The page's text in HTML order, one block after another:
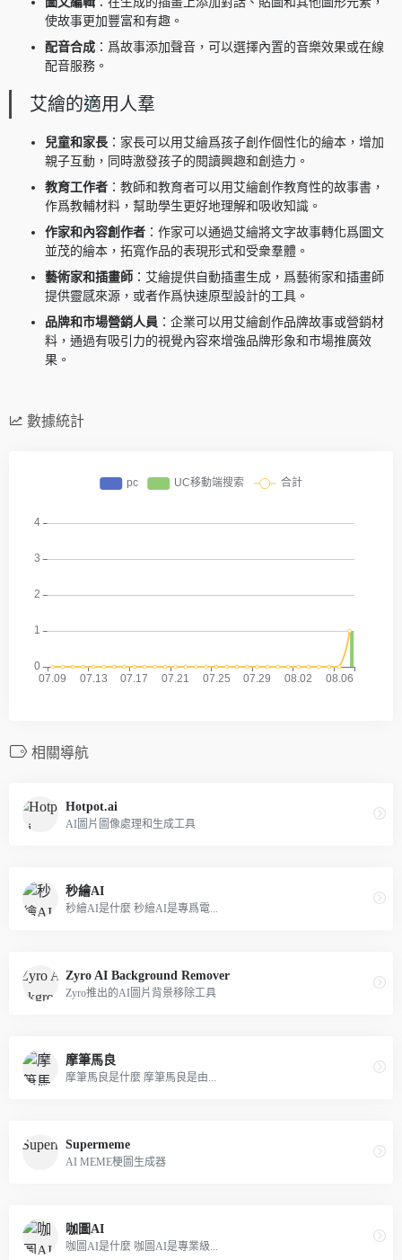
使故事更加豐富和有趣。
配音合成 ：爲故事添加聲音，可以選擇內置的音樂效果或在線
配音服務。
艾繪的適用人羣
兒童和家長 ：家長可以用艾繪爲孩子創作個性化的繪本，增加
親子互動，同時激發孩子的閱讀興趣和創造力。
教育工作者 ：教師和教育者可以用艾繪創作教育性的故事書，
作爲教輔材料，幫助學生更好地理解和吸收知識。
作家和內容創作者 ：作家可以通過艾繪將文字故事轉化爲圖文
並茂的繪本，拓寬作品的表現形式和受衆羣體。
藝術家和插畫師 ：艾繪提供自動插畫生成，爲藝術家和插畫師
提供靈感來源，或者作爲快速原型設計的工具。
品牌和市場營銷人員 ：企業可以用艾繪創作品牌故事或營銷材
料，通過有吸引力的視覺內容來增強品牌形象和市場推廣效
果。
數據統計
相關導航
Hotpot.ai
AI圖片圖像處理和生成工具
秒繪AI
秒繪AI是什麼 秒繪AI是專爲電...
Zyro AI Background Remover
Zyro推出的AI圖片背景移除工具
摩筆馬良
摩筆馬良是什麼 摩筆馬良是由...
Supermeme
AI MEME梗圖生成器
咖圖AI
咖圖AI是什麼 咖圖AI是專業級...